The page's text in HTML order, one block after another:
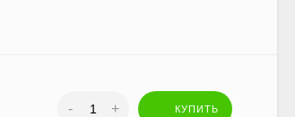
- + КУПИТЬ